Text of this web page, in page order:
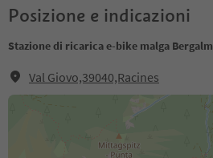
Posizione e indicazioni
Stazione di ricarica e-bike malga Bergalm
Val Giovo,39040,Racines